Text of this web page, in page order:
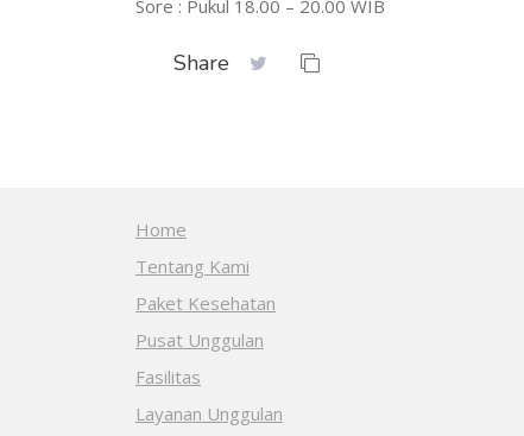
Sore : Pukul 18.00 – 20.00 WIB
Share
Home
Tentang Kami
Paket Kesehatan
Pusat Unggulan
Fasilitas
Layanan Unggulan